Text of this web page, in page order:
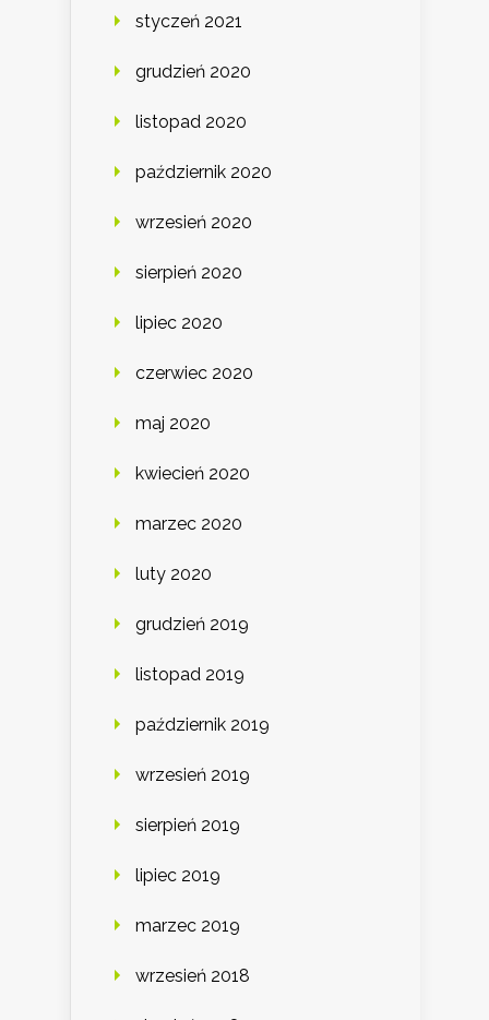
styczeń 2021
grudzień 2020
listopad 2020
październik 2020
wrzesień 2020
sierpień 2020
lipiec 2020
czerwiec 2020
maj 2020
kwiecień 2020
marzec 2020
luty 2020
grudzień 2019
listopad 2019
październik 2019
wrzesień 2019
sierpień 2019
lipiec 2019
marzec 2019
wrzesień 2018